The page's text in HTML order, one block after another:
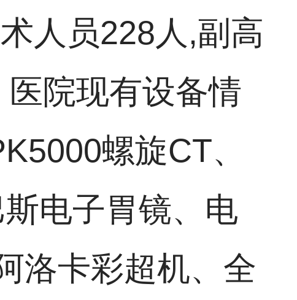
人员228人,副高
院现有设备情
螺旋CT、
电子胃镜、电
洛卡彩超机、全